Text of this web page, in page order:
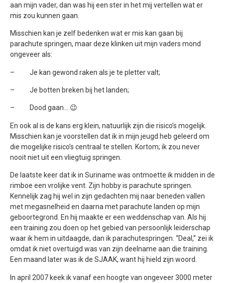
aan mijn vader, dan was hij een ster in het mij vertellen wat er
mis zou kunnen gaan.
Misschien kan je zelf bedenken wat er mis kan gaan bij
parachute springen, maar deze klinken uit mijn vaders mond
ongeveer als:
– Je kan gewond raken als je te pletter valt;
– Je botten breken bij het landen;
– Dood gaan… 😉
En ook al is de kans erg klein, natuurlijk zijn die risico’s mogelijk.
Misschien kan je voorstellen dat ik in mijn jeugd heb geleerd om
die mogelijke risico’s centraal te stellen. Kortom; ik zou never
nooit niet uit een vliegtuig springen.
De laatste keer dat ik in Suriname was ontmoette ik midden in de
rimboe een vrolijke vent. Zijn hobby is parachute springen.
Kennelijk zag hij wel in zijn gedachten mij naar beneden vallen
met megasnelheid en daarna met parachute landen op mijn
geboortegrond. En hij maakte er een weddenschap van. Als hij
een training zou doen op het gebied van persoonlijk leiderschap
waar ik hem in uitdaagde, dan ik parachutespringen. “Deal,” zei ik
omdat ik niet overtuigd was van zijn deelname aan die training.
Een maand later was ik de SJAAK, want hij hield zijn woord.
In april 2007 keek ik vanaf een hoogte van ongeveer 3000 meter